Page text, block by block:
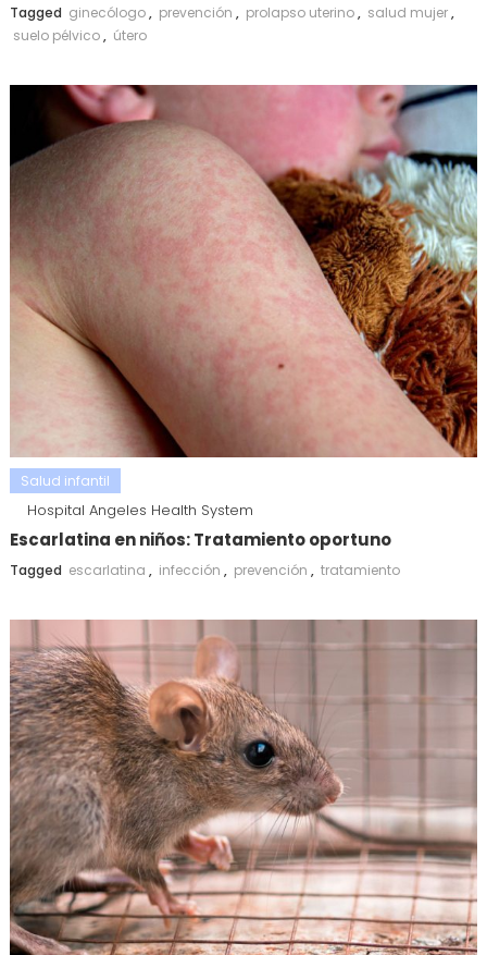
Tagged ginecólogo, prevención , prolapso uterino, salud mujer,
suelo pélvico, útero
Salud infantil
Hospital Angeles Health System
Escarlatina en niños: Tratamiento oportuno
Tagged escarlatina , infección , prevención , tratamiento